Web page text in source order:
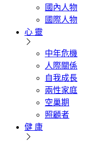
國內人物
國際人物
心 靈
中年危機
人際關係
自我成長
兩性家庭
空巢期
照顧者
健 康